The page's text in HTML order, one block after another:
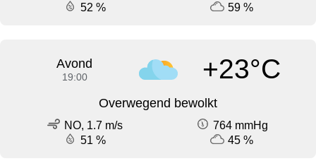
52 %
59 %
Avond
19:00 +23°C
Overwegend bewolkt
NO, 1.7 m/s
764 mmHg
51 %
45 %